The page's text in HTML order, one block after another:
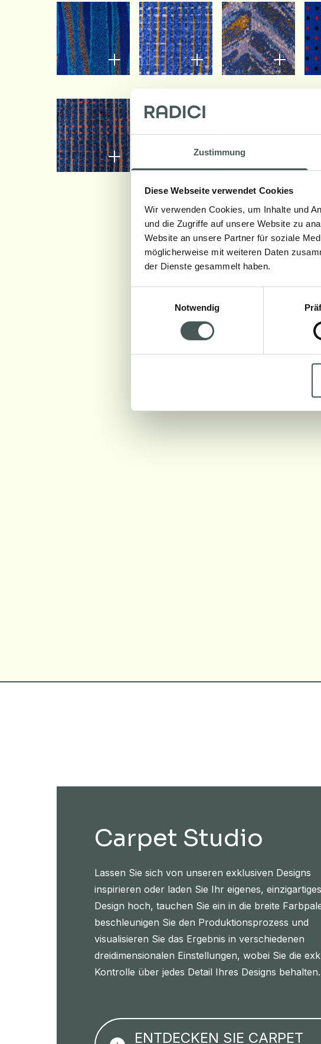
Zustimmung
Diese Webseite verwendet Cookies
Wir verwenden Cookies, um Inhalte und
und die Zugriffe auf unsere Website zu
Website an unsere Partner für soziale
möglicherweise mit weiteren Daten
der Dienste gesammelt haben.
Notwendig
Carpet Studio
Lassen Sie sich von unseren exklusiven Designs
inspirieren oder laden Sie Ihr eigenes, einzigartiges
Design hoch, tauchen Sie ein in die breite
beschleunigen Sie den Produktionsprozess und
visualisieren Sie das Ergebnis in verschiedenen
dreidimensionalen Einstellungen, wobei Sie die
Kontrolle über jedes Detail Ihres Designs behalten.
ENTDECKEN SIE CARPET